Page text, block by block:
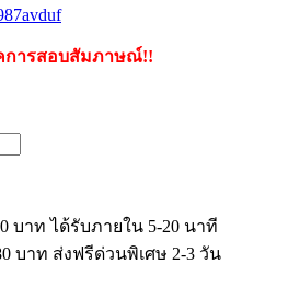
การสอบสัมภาษณ์!!
บาท ได้รับภายใน 5-20 นาที
บาท ส่งฟรีด่วนพิเศษ 2-3 วัน